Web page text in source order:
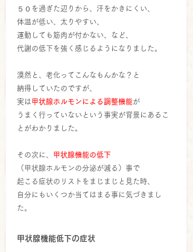
５０を過ぎた辺りから、汗をかきにくい、
体温が低い、太りやすい、
運動しても筋肉が付かない、など、
代謝の低下を強く感じるようになりました。
漠然と、老化ってこんなもんかな？と
納得していたのですが、
実は甲状腺ホルモンによる調整機能が
うまく行っていないという事実が背景にあるこ
とがわかりました。
その次に、 甲状腺機能の低下
（甲状腺ホルモンの分泌が減る）事で
起こる症状のリストをまじまじと見た時、
自分にもいくつか当てはまる事に気づきまし
た。
甲状腺機能低下の症状